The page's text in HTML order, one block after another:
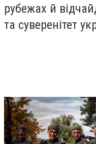
рубежах й
та суверенітет